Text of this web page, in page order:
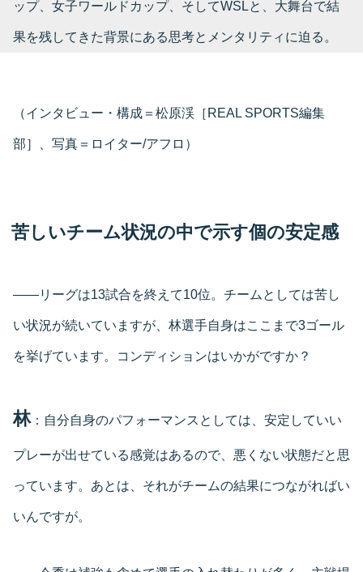
ップ、女子ワールドカップ、そしてWSLと、大舞台で結
果を残してきた背景にある思考とメンタリティに迫る。
（インタビュー・構成＝松原渓［REAL SPORTS編集
部］、写真＝ロイター/アフロ）
苦しいチーム状況の中で示す個の安定感
――リーグは13試合を終えて10位。チームとしては苦し
い状況が続いていますが、林選手自身はここまで3ゴール
を挙げています。コンディションはいかがですか？
林：自分自身のパフォーマンスとしては、安定していい
プレーが出せている感覚はあるので、悪くない状態だと思
っています。あとは、それがチームの結果につながればい
いんですが。